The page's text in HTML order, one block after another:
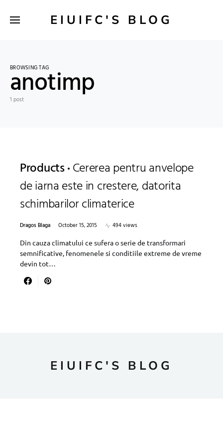
EIUIFC'S BLOG
BROWSING TAG
anotimp
1 post
Products Cererea pentru anvelope
de iarna este in crestere, datorita
schimbarilor climaterice
Dragos Blaga October 15, 2015
494 views
Din cauza climatului ce sufera o serie de transformari
semnificative, fenomenele si conditiile extreme de vreme
devin tot…
EIUIFC'S BLOG